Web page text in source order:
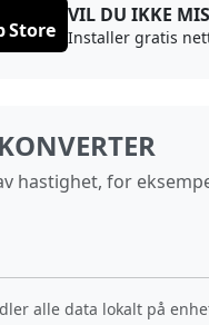
Store
VIL DU IKKE
Installer gratis
hastighet, for
alle data lokalt på